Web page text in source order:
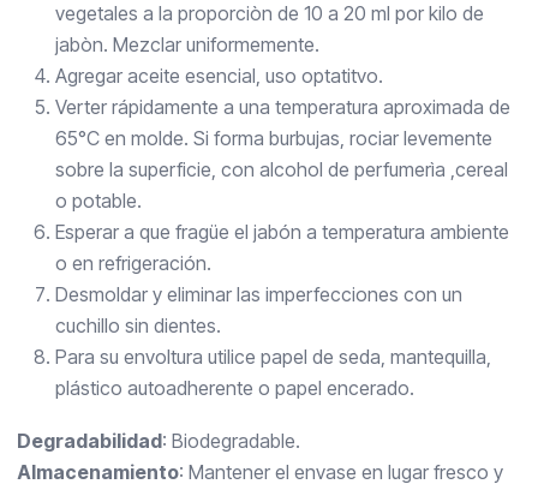
vegetales a la proporciòn de 10 a 20 ml por kilo de
jabòn. Mezclar uniformemente.
Agregar aceite esencial, uso optatitvo.
Verter rápidamente a una temperatura aproximada de
65°C en molde. Si forma burbujas, rociar levemente
sobre la superficie, con alcohol de perfumerìa ,cereal
o potable.
Esperar a que fragüe el jabón a temperatura ambiente
o en refrigeración.
Desmoldar y eliminar las imperfecciones con un
cuchillo sin dientes.
Para su envoltura utilice papel de seda, mantequilla,
plástico autoadherente o papel encerado.
Degradabilidad: Biodegradable.
Almacenamiento: Mantener el envase en lugar fresco y